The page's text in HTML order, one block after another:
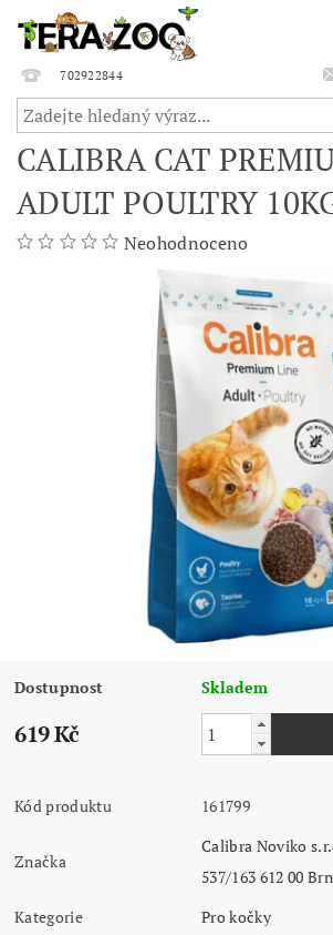
702922844
CALIBRA CAT
ADULT POULTRY
Neohodnoceno
Dostupnost Skladem
619 Kč
Kód produktu 161799
Značka
Calibra Noviko
537/163 612 00
Kategorie
Pro kočky